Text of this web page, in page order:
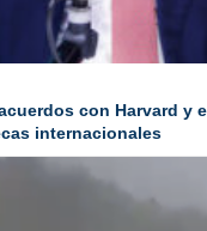
con Harvard y
internacionales